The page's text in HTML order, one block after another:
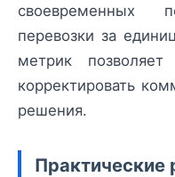
своевременных
перевозки за
метрик
корректировать
решения.
Практические